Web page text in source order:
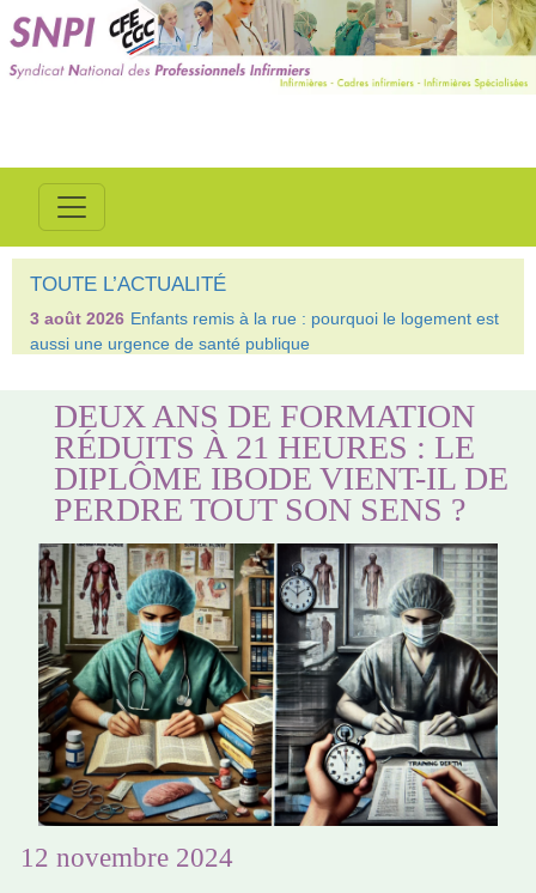
TOUTE L’ACTUALITÉ
3 août 2026 Enfants remis à la rue : pourquoi le logement est
aussi une urgence de santé publique
DEUX ANS DE FORMATION
RÉDUITS À 21 HEURES : LE
DIPLÔME IBODE VIENT-IL DE
PERDRE TOUT SON SENS ?
12 novembre 2024